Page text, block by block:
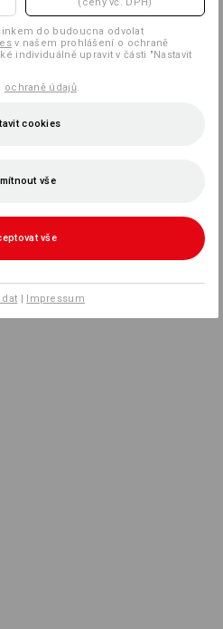
do budoucna odvolat
v našem prohlášení o ochraně
individuálně upravit v části "Nastavit
ochraně údajů.
cookies
vše
vše
dat | Impressum